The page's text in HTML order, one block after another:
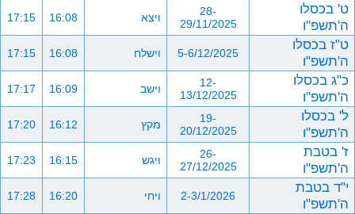
ט' בכסלו
ה'תשפ"ו
28-
29/11/2025
ויצא 16:08
17:15
ט"ז בכסלו
ה'תשפ"ו
5-6/12/2025 וישלח 16:08
17:15
כ"ג בכסלו
ה'תשפ"ו
12-
13/12/2025
וישב 16:09
17:17
ל' בכסלו
ה'תשפ"ו
19-
20/12/2025
מקץ 16:12
17:20
ז' בטבת
ה'תשפ"ו
26-
27/12/2025
ויגש 16:15
17:23
י"ד בטבת
ה'תשפ"ו
2-3/1/2026 ויחי 16:20
17:28